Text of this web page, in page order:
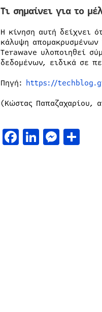
Τι σημαίνει για το
Η κίνηση αυτή δείχνει
κάλυψη
Terawave υλοποιηθεί
δεδομένων, ειδικά σε
Πηγή: https://
(Κώστας Παπαζαχαρίου,
Facebook
LinkedIn